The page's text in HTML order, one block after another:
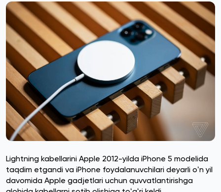
Lightning kabellarini Apple 2012-yilda iPhone 5 modelida
taqdim etgandi va iPhone foydalanuvchilari deyarli oʻn yil
davomida Apple gadjetlari uchun quvvatlantirishga